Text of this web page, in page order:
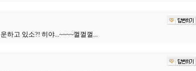
하고 있소?! 히야...~~~~껄껄껄...